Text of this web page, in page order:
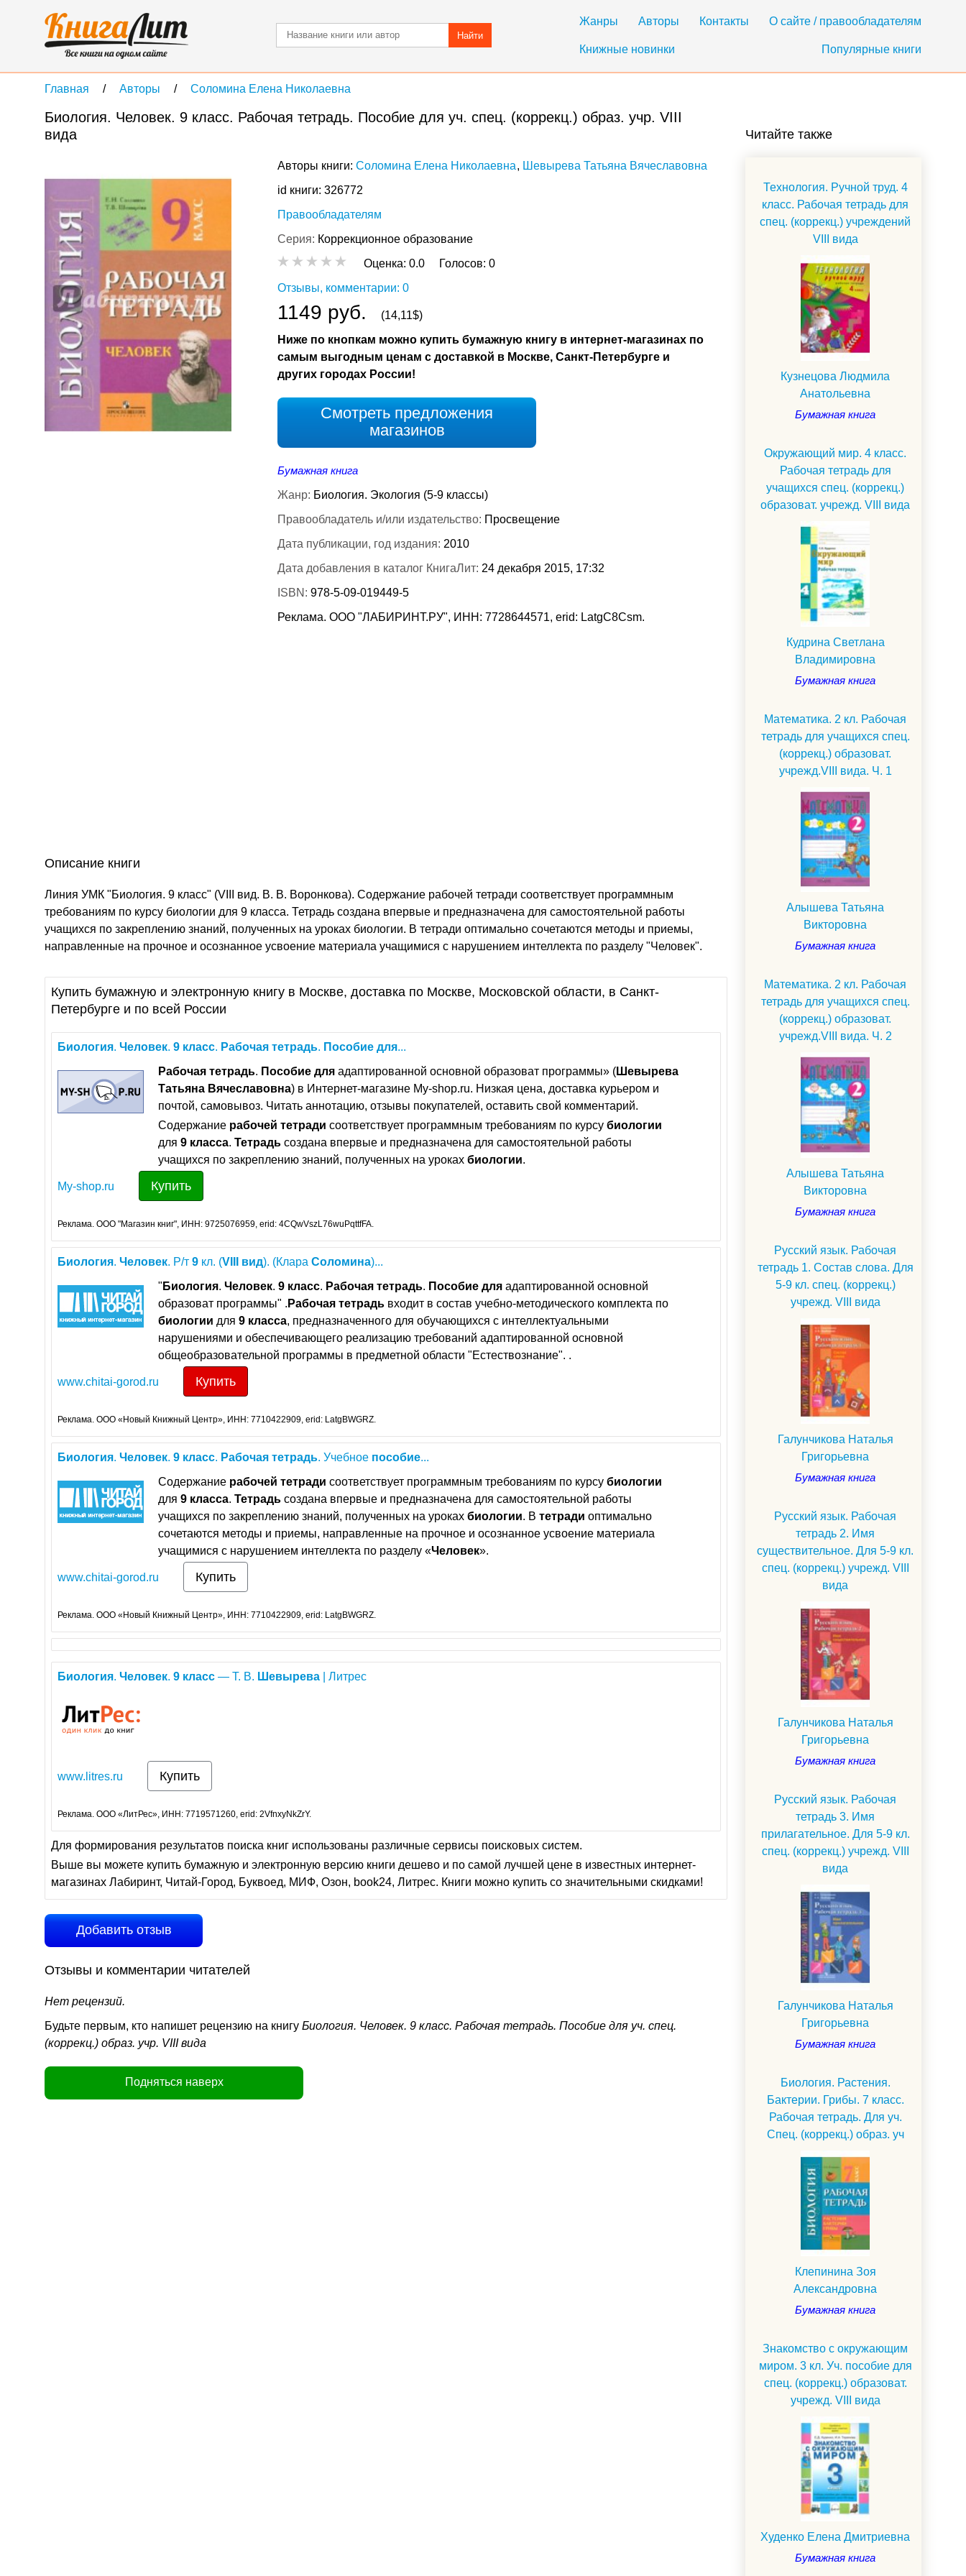
Жанры Авторы Контакты О сайте / правообладателям
Книжные новинки Популярные книги
Найти
Главная Авторы Соломина Елена Николаевна
Биология. Человек. 9 класс. Рабочая тетрадь. Пособие для уч. спец. (коррекц.) образ. учр. VIII
вида
Авторы книги: Соломина Елена Николаевна
Шевырева Татьяна Вячеславовна
id книги: 326772
Правообладателям
Серия: Коррекционное образование
Оценка: 0.0 Голосов: 0
Отзывы, комментарии: 0
1149 руб.
(14,11$)
Ниже по кнопкам можно купить бумажную книгу в интернет-магазинах по
самым выгодным ценам с доставкой в Москве, Санкт-Петербурге и
других городах России!
Смотреть предложения
магазинов
Бумажная книга
Жанр: Биология. Экология (5-9 классы)
Правообладатель и/или издательство: Просвещение
Дата публикации, год издания: 2010
Дата добавления в каталог КнигаЛит: 24 декабря 2015, 17:32
ISBN: 978-5-09-019449-5
Реклама. ООО "ЛАБИРИНТ.РУ", ИНН: 7728644571, erid: LatgC8Csm.
Описание книги
Линия УМК "Биология. 9 класс" (VIII вид. В. В. Воронкова). Содержание рабочей тетради соответствует программным
требованиям по курсу биологии для 9 класса. Тетрадь создана впервые и предназначена для самостоятельной работы
учащихся по закреплению знаний, полученных на уроках биологии. В тетради оптимально сочетаются методы и приемы,
направленные на прочное и осознанное усвоение материала учащимися с нарушением интеллекта по разделу "Человек".
Купить бумажную и электронную книгу в Москве, доставка по Москве, Московской области, в Санкт-
Петербурге и по всей России
Биология. Человек. 9 класс. Рабочая тетрадь. Пособие для...
Рабочая тетрадь. Пособие для адаптированной основной образоват программы» (Шевырева
Татьяна Вячеславовна) в Интернет-магазине My-shop.ru. Низкая цена, доставка курьером и
почтой, самовывоз. Читать аннотацию, отзывы покупателей, оставить свой комментарий.
Содержание рабочей тетради соответствует программным требованиям по курсу биологии
для 9 класса. Тетрадь создана впервые и предназначена для самостоятельной работы
учащихся по закреплению знаний, полученных на уроках биологии.
My-shop.ru Купить
Реклама. ООО "Магазин книг", ИНН: 9725076959, erid: 4CQwVszL76wuPqttfFA.
Биология. Человек. Р/т 9 кл. (VIII вид). (Клара Соломина)...
" Биология. Человек. 9 класс. Рабочая тетрадь. Пособие для адаптированной основной
образоват программы" . Рабочая тетрадь входит в состав учебно-методического комплекта по
биологии для 9 класса, предназначенного для обучающихся с интеллектуальными
нарушениями и обеспечивающего реализацию требований адаптированной основной
общеобразовательной программы в предметной области "Естествознание". .
www.chitai-gorod.ru Купить
Реклама. ООО «Новый Книжный Центр», ИНН: 7710422909, erid: LatgBWGRZ.
Биология. Человек. 9 класс. Рабочая тетрадь. Учебное пособие...
Содержание рабочей тетради соответствует программным требованиям по курсу биологии
для 9 класса. Тетрадь создана впервые и предназначена для самостоятельной работы
учащихся по закреплению знаний, полученных на уроках биологии. В тетради оптимально
сочетаются методы и приемы, направленные на прочное и осознанное усвоение материала
учащимися с нарушением интеллекта по разделу «Человек».
www.chitai-gorod.ru Купить
Реклама. ООО «Новый Книжный Центр», ИНН: 7710422909, erid: LatgBWGRZ.
Биология. Человек. 9 класс — Т. В. Шевырева | Литрес
www.litres.ru Купить
Реклама. ООО «ЛитРес», ИНН: 7719571260, erid: 2VfnxyNkZrY.
Для формирования результатов поиска книг использованы различные сервисы поисковых систем.
Выше вы можете купить бумажную и электронную версию книги дешево и по самой лучшей цене в известных интернет-
магазинах Лабиринт, Читай-Город, Буквоед, МИФ, Озон, book24, Литрес. Книги можно купить со значительными скидками!
Добавить отзыв
Отзывы и комментарии читателей
Нет рецензий.
Будьте первым, кто напишет рецензию на книгу Биология. Человек. 9 класс. Рабочая тетрадь. Пособие для уч. спец.
(коррекц.) образ. учр. VIII вида
Подняться наверх
Читайте также
Технология. Ручной труд. 4
класс. Рабочая тетрадь для
спец. (коррекц.) учреждений
VIII вида
Кузнецова Людмила
Анатольевна
Бумажная книга
Окружающий мир. 4 класс.
Рабочая тетрадь для
учащихся спец. (коррекц.)
образоват. учрежд. VIII вида
Кудрина Светлана
Владимировна
Бумажная книга
Математика. 2 кл. Рабочая
тетрадь для учащихся спец.
(коррекц.) образоват.
учрежд.VIII вида. Ч. 1
Алышева Татьяна
Викторовна
Бумажная книга
Математика. 2 кл. Рабочая
тетрадь для учащихся спец.
(коррекц.) образоват.
учрежд.VIII вида. Ч. 2
Алышева Татьяна
Викторовна
Бумажная книга
Русский язык. Рабочая
тетрадь 1. Состав слова. Для
5-9 кл. спец. (коррекц.)
учрежд. VIII вида
Галунчикова Наталья
Григорьевна
Бумажная книга
Русский язык. Рабочая
тетрадь 2. Имя
существительное. Для 5-9 кл.
спец. (коррекц.) учрежд. VIII
вида
Галунчикова Наталья
Григорьевна
Бумажная книга
Русский язык. Рабочая
тетрадь 3. Имя
прилагательное. Для 5-9 кл.
спец. (коррекц.) учрежд. VIII
вида
Галунчикова Наталья
Григорьевна
Бумажная книга
Биология. Растения.
Бактерии. Грибы. 7 класс.
Рабочая тетрадь. Для уч.
Спец. (коррекц.) образ. уч
Клепинина Зоя
Александровна
Бумажная книга
Знакомство с окружающим
миром. 3 кл. Уч. пособие для
спец. (коррекц.) образоват.
учрежд. VIII вида
Худенко Елена Дмитриевна
Бумажная книга